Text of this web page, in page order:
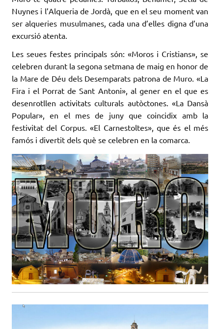
Nuynes i l’Alqueria de Jordà, que en el seu moment van
ser alqueries musulmanes, cada una d’elles digna d’una
excursió atenta.
Les seues festes principals són: «Moros i Cristians», se
celebren durant la segona setmana de maig en honor de
la Mare de Déu dels Desemparats patrona de Muro. «La
Fira i el Porrat de Sant Antoni», al gener en el que es
desenrotllen activitats culturals autòctones. «La Dansà
Popular», en el mes de juny que coincidix amb la
festivitat del Corpus. «El Carnestoltes», que és el més
famós i divertit dels què se celebren en la comarca.